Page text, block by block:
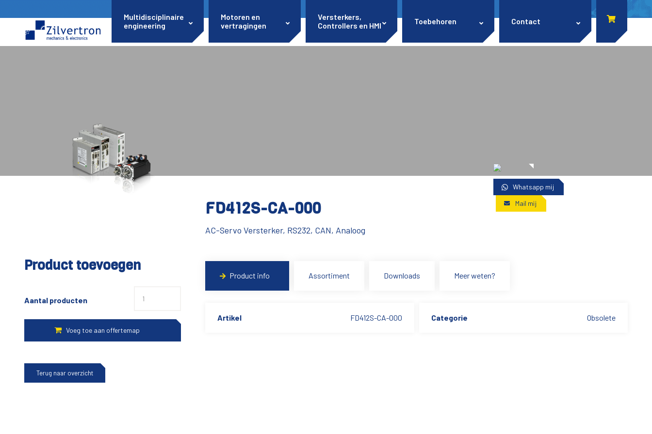
Multidisciplinaire
engineering
Motoren en
vertragingen
Versterkers,
Controllers en HMI
Toebehoren Contact
Whatsapp mij
Mail mij
Product toevoegen
Aantal producten
Terug naar overzicht
FD412S-CA-000
AC-Servo Versterker, RS232, CAN, Analoog
Product info Assortiment Downloads Meer weten?
Artikel FD412S-CA-000 Categorie Obsolete